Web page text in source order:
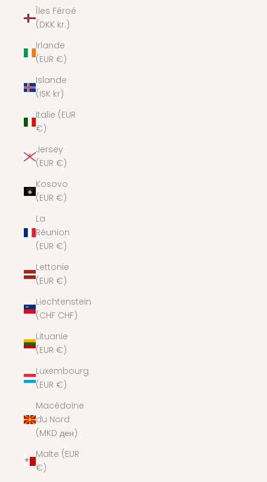
Îles Féroé
(DKK kr.)
Irlande
(EUR €)
Islande
(ISK kr)
Italie (EUR
€)
Jersey
(EUR €)
Kosovo
(EUR €)
La
Réunion
(EUR €)
Lettonie
(EUR €)
Liechtenstein
(CHF CHF)
Lituanie
(EUR €)
Luxembourg
(EUR €)
Macédoine
du Nord
(MKD ден)
Malte (EUR
€)